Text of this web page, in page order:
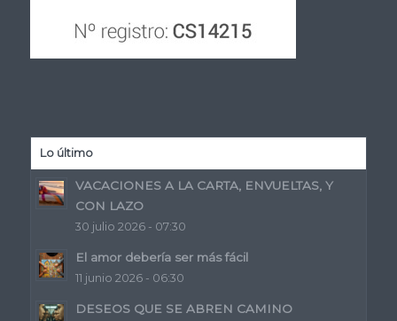
Lo último
VACACIONES A LA CARTA, ENVUELTAS, Y
CON LAZO
30 julio 2026 - 07:30
El amor debería ser más fácil
11 junio 2026 - 06:30
DESEOS QUE SE ABREN CAMINO